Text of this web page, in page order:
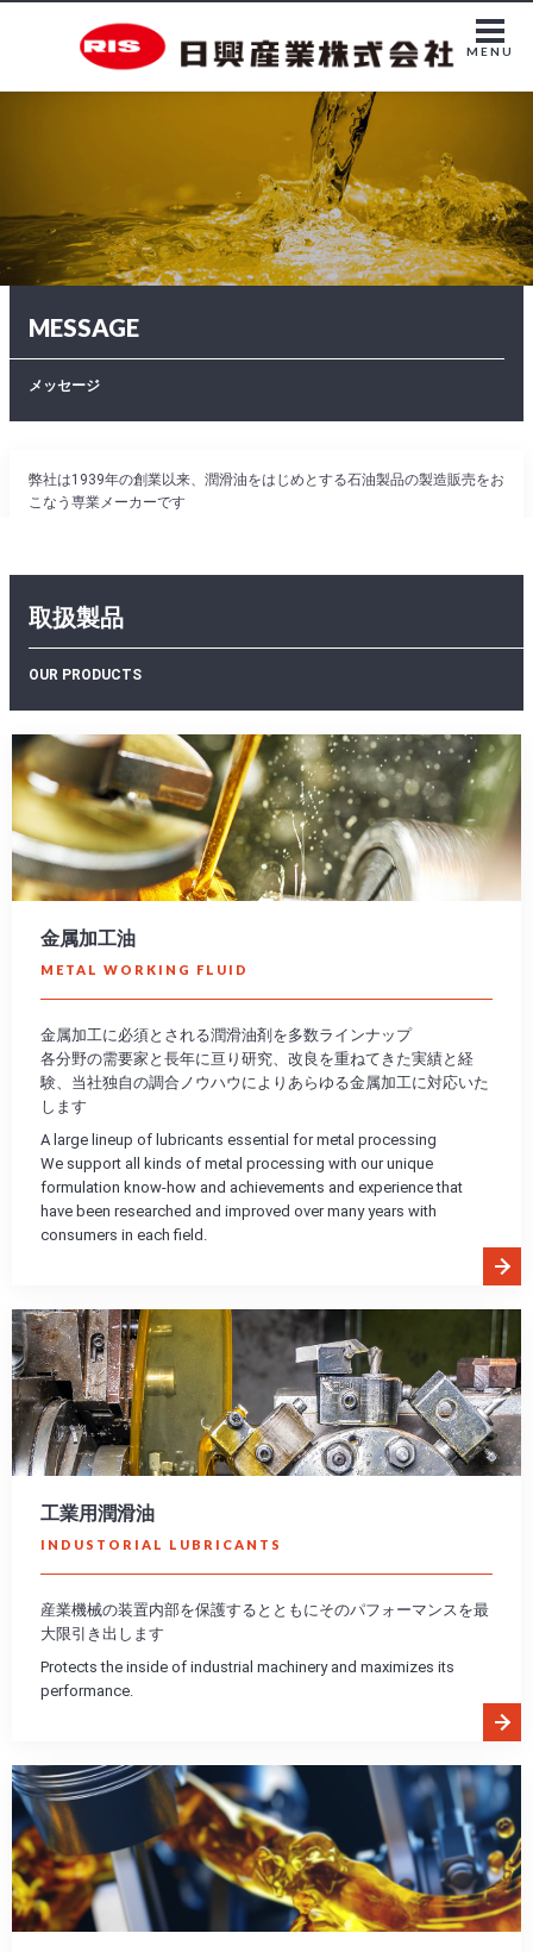
MENU
MESSAGE
メッセージ
弊社は1939年の創業以来、潤滑油をはじめとする石油製品の製造販売をお
こなう専業メーカーです
取扱製品
OUR PRODUCTS
金属加工油
METAL WORKING FLUID
金属加工に必須とされる潤滑油剤を多数ラインナップ
各分野の需要家と長年に亘り研究、改良を重ねてきた実績と経
験、当社独自の調合ノウハウによりあらゆる金属加工に対応いた
します
A large lineup of lubricants essential for metal processing
We support all kinds of metal processing with our unique
formulation know-how and achievements and experience that
have been researched and improved over many years with
consumers in each field.
工業用潤滑油
INDUSTORIAL LUBRICANTS
産業機械の装置内部を保護するとともにそのパフォーマンスを最
大限引き出します
Protects the inside of industrial machinery and maximizes its
performance.